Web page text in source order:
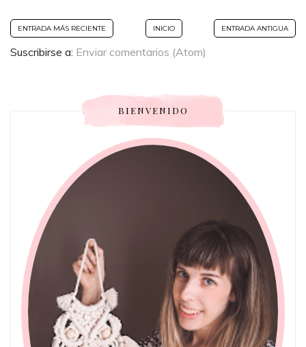
ENTRADA MÁS RECIENTE ENTRADA ANTIGUA
INICIO
Suscribirse a: Enviar comentarios (Atom)
BIENVENIDO